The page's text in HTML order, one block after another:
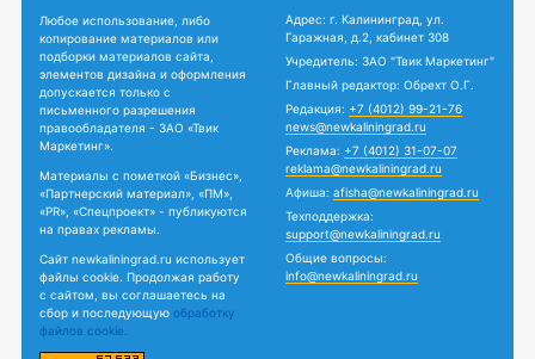
Любое использование, либо
копирование материалов или
подборки материалов сайта,
элементов дизайна и оформления
допускается только с
письменного разрешения
правообладателя - ЗАО «Твик
Маркетинг».
Материалы с пометкой «Бизнес»,
«Партнерский материал», «ПМ»,
«PR», «Спецпроект» - публикуются
на правах рекламы.
Сайт newkaliningrad.ru использует
файлы cookie. Продолжая работу
с сайтом, вы соглашаетесь на
сбор и последующую обработку
файлов cookie.
Адрес: г. Калининград, ул.
Гаражная, д.2, кабинет 308
Учредитель: ЗАО "Твик Маркетинг"
Главный редактор: Обрехт О.Г.
Редакция: +7 (4012) 99-21-76
news@newkaliningrad.ru
Реклама: +7 (4012) 31-07-07
reklama@newkaliningrad.ru
Афиша: afisha@newkaliningrad.ru
Техподдержка:
support@newkaliningrad.ru
Общие вопросы:
info@newkaliningrad.ru